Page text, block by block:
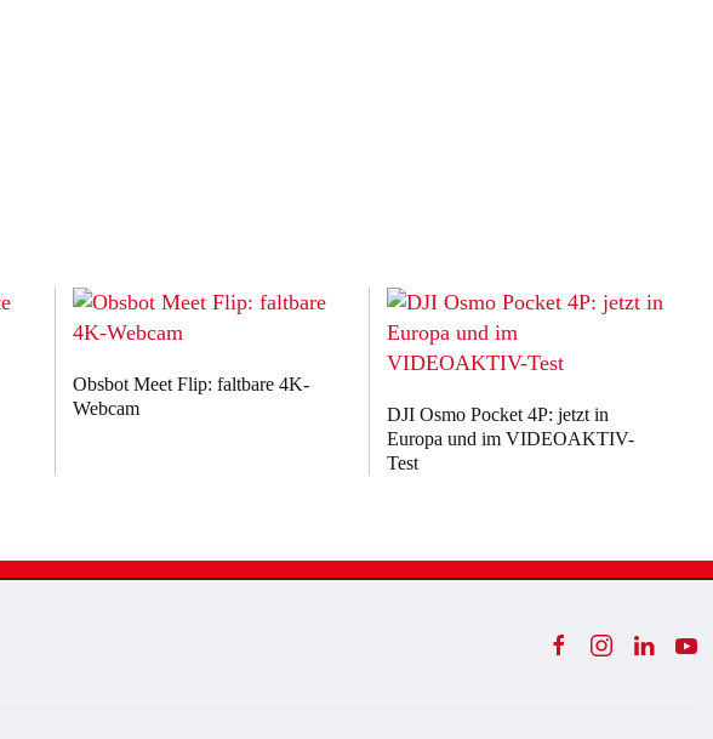
Obsbot Meet Flip: faltbare 4K-
Webcam
DJI Osmo Pocket 4P: jetzt in
Europa und im VIDEOAKTIV-
Test